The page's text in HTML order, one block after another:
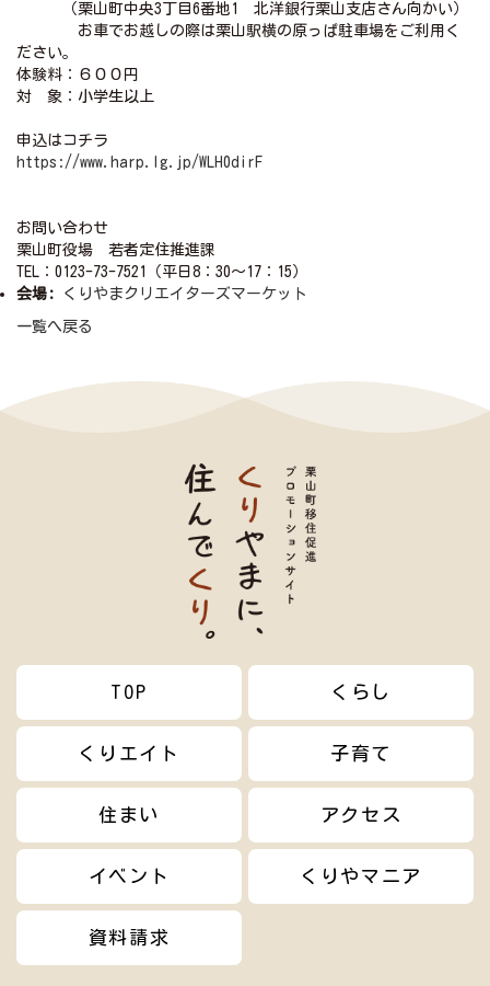
（栗山町中央3丁目6番地1 北洋銀行栗山支店さん向かい）
お車でお越しの際は栗山駅横の原っぱ駐車場をご利用く
ださい。
体験料：６００円
対 象：小学生以上
申込はコチラ
https://www.harp.lg.jp/WLH0dirF
お問い合わせ
栗山町役場 若者定住推進課
TEL：0123-73-7521（平日8：30～17：15）
会場:
くりやまクリエイターズマーケット
一覧へ戻る
TOP くらし
くりエイト 子育て
住まい アクセス
イベント くりやマニア
資料請求